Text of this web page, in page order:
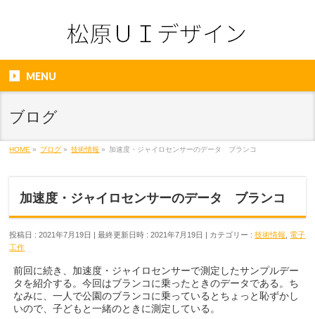
MENU
ブログ
HOME » ブログ » 技術情報 » 加速度・ジャイロセンサーのデータ ブランコ
加速度・ジャイロセンサーのデータ ブランコ
投稿日 : 2021年7月19日 最終更新日時 : 2021年7月19日 カテゴリー :技術情報
電子
工作
前回に続き、加速度・ジャイロセンサーで測定したサンプルデー
タを紹介する。今回はブランコに乗ったときのデータである。ち
なみに、一人で公園のブランコに乗っているとちょっと恥ずかし
いので、子どもと一緒のときに測定している。